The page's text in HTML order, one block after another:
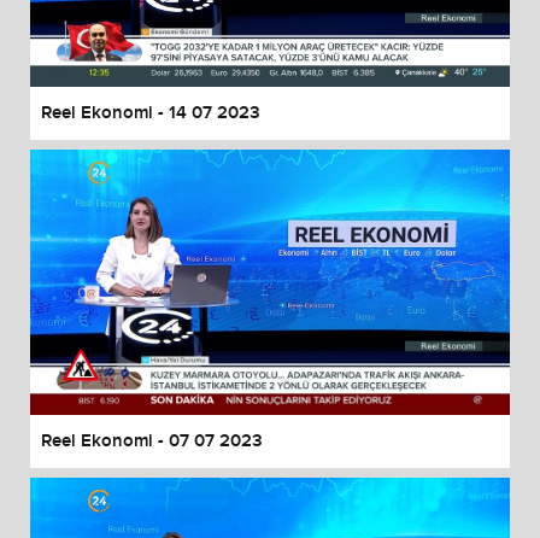
End of dialog window.
Reel Ekonomi - 14 07 2023
Reel Ekonomi - 07 07 2023